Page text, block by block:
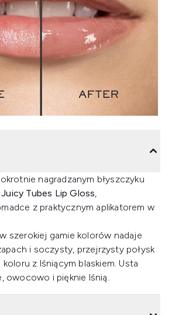
nagradzanym błyszczyku
Juicy Tubes Lip Gloss,
z praktycznym aplikatorem w
szerokiej gamie kolorów nadaje
i soczysty, przejrzysty połysk
z lśniącym blaskiem. Usta
owocowo i pięknie lśnią.